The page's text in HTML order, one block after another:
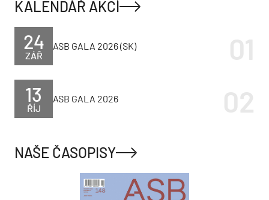
KALENDÁŘ AKCÍ
ZÁŘ
24 ASB GALA 2026 (SK)
ŘÍJ
13 ASB GALA 2026
NAŠE ČASOPISY